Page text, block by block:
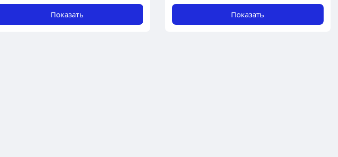
Показать Показать